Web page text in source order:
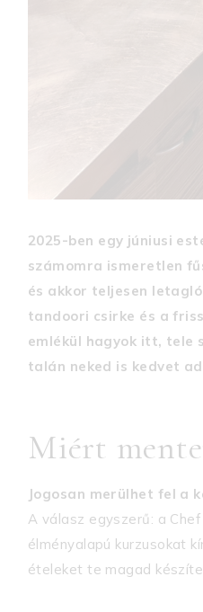
2025-ben egy júniusi
számomra ismeretlen
és akkor teljesen
tandoori csirke és a
emlékül hagyok itt, tele
talán neked is kedvet
Miért
Jogosan merülhet fel a
A válasz egyszerű: a
élményalapú kurzusokat
ételeket te magad